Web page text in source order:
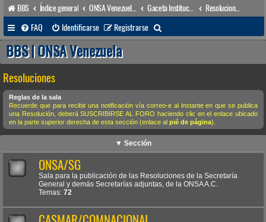
BBS Índice general
Resoluciones
FAQ
Identificarse Registrarse
u
a
r
BBS | ONSA Venezuela
Resoluciones
Reglas de la sala
Recuerde que para recibir una notificación vía correo-e al instante en que se publica
una Resolución, deberá SUSCRIBIRSE AL FORO haciendo clic en el enlace ubicado
en la parte superior derecha de esta sección (enlace al pié de página).
▼ Sección
ONSA/SG
Sala para la publicación de las Resoluciones de la Secretaría
General y demás Secretarías adjuntas, de la ONSA A.C.
Temas: 72